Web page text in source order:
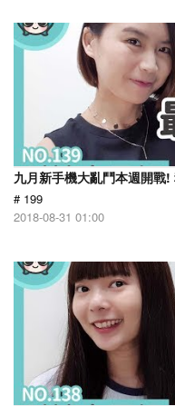
九月新手機大亂鬥本週開戰
# 199
2018-08-31 01:00